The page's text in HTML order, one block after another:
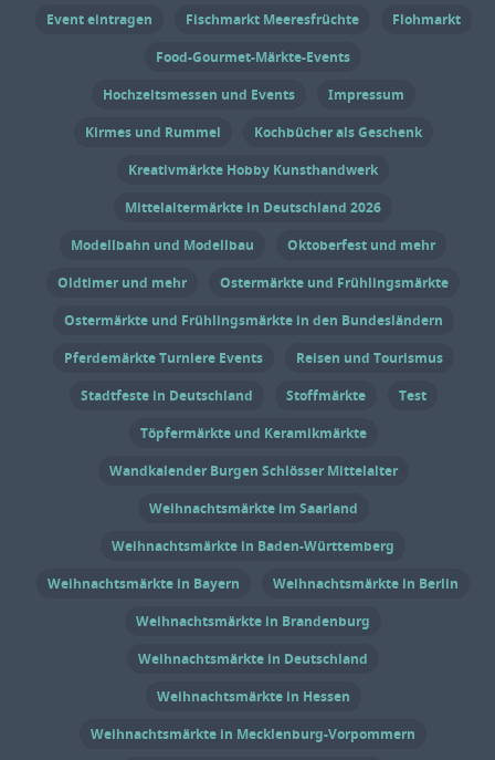
Event eintragen
Fischmarkt Meeresfrüchte
Flohmarkt
Food-Gourmet-Märkte-Events
Hochzeitsmessen und Events
Impressum
Kirmes und Rummel
Kochbücher als Geschenk
Kreativmärkte Hobby Kunsthandwerk
Mittelaltermärkte in Deutschland 2026
Modellbahn und Modellbau
Oktoberfest und mehr
Oldtimer und mehr
Ostermärkte und Frühlingsmärkte
Ostermärkte und Frühlingsmärkte in den Bundesländern
Pferdemärkte Turniere Events
Reisen und Tourismus
Stadtfeste in Deutschland
Stoffmärkte
Test
Töpfermärkte und Keramikmärkte
Wandkalender Burgen Schlösser Mittelalter
Weihnachtsmärkte im Saarland
Weihnachtsmärkte in Baden-Württemberg
Weihnachtsmärkte in Bayern
Weihnachtsmärkte in Berlin
Weihnachtsmärkte in Brandenburg
Weihnachtsmärkte in Deutschland
Weihnachtsmärkte in Hessen
Weihnachtsmärkte in Mecklenburg-Vorpommern